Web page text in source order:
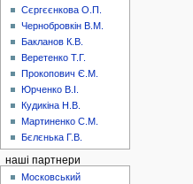
Сєргєєнкова О.П.
Чернобровкін В.М.
Бакланов К.В.
Веретенко Т.Г.
Прокопович Є.М.
Юрченко В.І.
Кудикіна Н.В.
Мартиненко С.М.
Бєлєнька Г.В.
наші партнери
Московський